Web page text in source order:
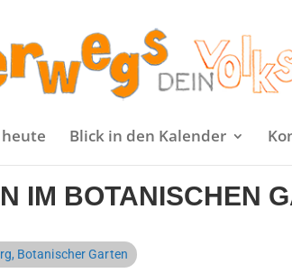
Blick in den Kalender
IM BOTANISCHEN
Botanischer Garten